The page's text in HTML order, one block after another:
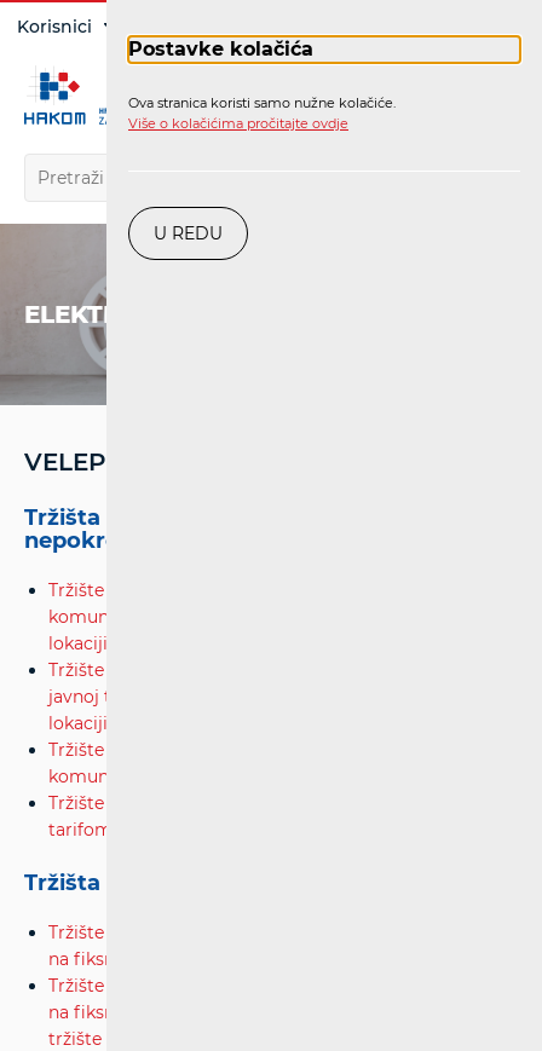
Postavke kolačića
Ova stranica koristi samo nužne kolačiće.
Više o kolačićima pročitajte ovdje
U REDU
Korisnici
ELEKTRONIČKE KOMUNIKACIJE
VELEPRODAJNA TRŽIŠTA
Tržišta pristupa i međupovezivanja u
nepokretnoj mreži
Tržište započinjanja (originacije) poziva iz javnih
komunikacijskih mreža koje se pruža na fiksnoj
lokaciji
Tržište veleprodajnog završavanja poziva u vlastitoj
javnoj telefonskoj mreži koja se pruža na fiksnoj
lokaciji
Tržište prijenosa (tranzita) poziva u nepokretnoj javnoj
komunikacijskoj mreži
Tržište pristupa mreži za operatore s posebnom
tarifom
Tržišta širokopojasnog pristupa
Tržište veleprodajnog lokalnog pristupa koji se pruža
na fiksnoj lokaciji
Tržište veleprodajnog središnjeg pristupa koji se pruža
na fiksnoj lokaciji za proizvode za masovno
tržište